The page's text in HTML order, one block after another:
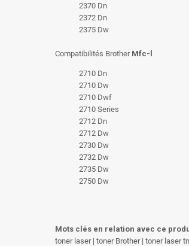
2370 Dn
2372 Dn
2375 Dw
Compatibilités Brother Mfc-l
2710 Dn
2710 Dw
2710 Dwf
2710 Series
2712 Dn
2712 Dw
2730 Dw
2732 Dw
2735 Dw
2750 Dw
Mots clés en relation avec ce
toner laser | toner Brother | toner laser